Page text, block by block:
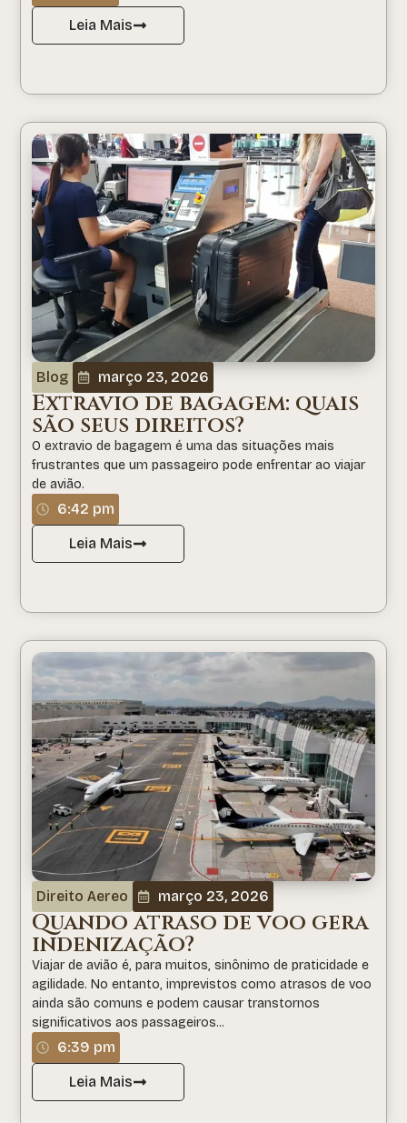
Leia Mais
Blog março 23, 2026
Extravio de bagagem: quais
são seus direitos?
O extravio de bagagem é uma das situações mais
frustrantes que um passageiro pode enfrentar ao viajar
de avião.
6:42 pm
Leia Mais
Direito Aereo março 23, 2026
Quando atraso de voo gera
indenização?
Viajar de avião é, para muitos, sinônimo de praticidade e
agilidade. No entanto, imprevistos como atrasos de voo
ainda são comuns e podem causar transtornos
significativos aos passageiros...
6:39 pm
Leia Mais